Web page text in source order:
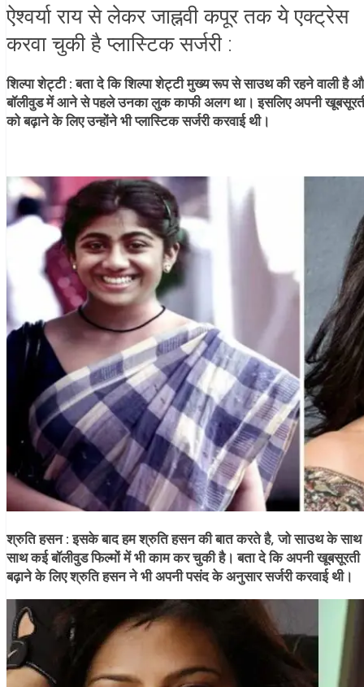
ऐश्वर्या राय से लेकर जाह्नवी कपूर तक ये एक्ट्रेस
करवा चुकी है प्लास्टिक सर्जरी :
शिल्पा शेट्टी :बता दे कि शिल्पा शेट्टी मुख्य रूप से साउथ की रहने वाली है
बॉलीवुड में आने से पहले उनका लुक काफी अलग था। इसलिए अपनी
को बढ़ाने के लिए उन्होंने भी प्लास्टिक सर्जरी करवाई थी।
श्रुति हसन :इसके बाद हम श्रुति हसन की बात करते है, जो साउथ के साथ
साथ कई बॉलीवुड फिल्मों में भी काम कर चुकी है। बता दे कि अपनी खूबसूरती
बढ़ाने के लिए श्रुति हसन ने भी अपनी पसंद के अनुसार सर्जरी करवाई थी।